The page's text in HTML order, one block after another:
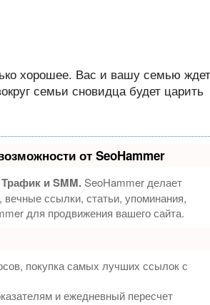
хорошее. Вас и вашу семью ждет
семьи сновидца будет царить
от SeoHammer
и SMM.SeoHammer делает
ссылки, статьи, упоминания,
для продвижения вашего сайта.
покупка самых лучших ссылок с
и ежедневный пересчет